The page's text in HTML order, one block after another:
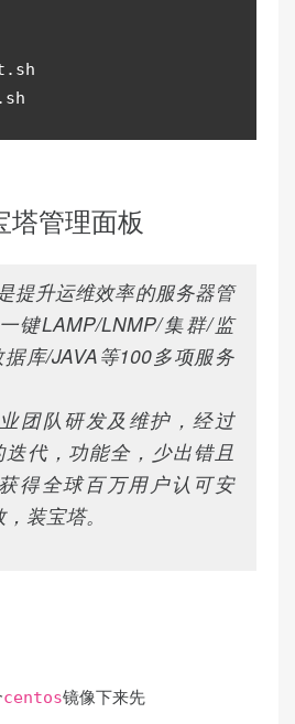
.
. sh
塔管理面板
提升运维效率的服务器管
键LAMP/LNMP/集群/监
库/JAVA等100多项服务
团队研发及维护，经过
代，功能全，少出错且
得全球百万用户认可安
装宝塔。
centos镜像下来先